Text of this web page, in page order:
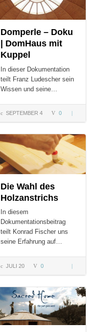
Domperle – Doku
| DomHaus mit
Kuppel
In dieser Dokumentation
teilt Franz Ludescher sein
Wissen und seine…
SEPTEMBER 4 0
– Doku |
DomHaus
mit
Kuppel
Die Wahl des
Holzanstrichs
In diesem
Dokumentationsbeitrag
teilt Konrad Fischer uns
seine Erfahrung auf…
JULI 20 0